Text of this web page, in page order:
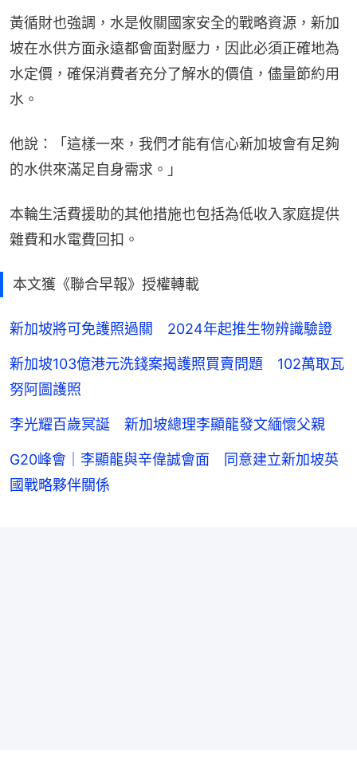
黃循財也強調，水是攸關國家安全的戰略資源，新加
坡在水供方面永遠都會面對壓力，因此必須正確地為
水定價，確保消費者充分了解水的價值，儘量節約用
水。
他說：「這樣一來，我們才能有信心新加坡會有足夠
的水供來滿足自身需求。」
本輪生活費援助的其他措施也包括為低收入家庭提供
雜費和水電費回扣。
本文獲《聯合早報》授權轉載
新加坡將可免護照過關 2024年起推生物辨識驗證
新加坡103億港元洗錢案揭護照買賣問題 102萬取瓦
努阿圖護照
李光耀百歲冥誕 新加坡總理李顯龍發文緬懷父親
G20峰會｜李顯龍與辛偉誠會面 同意建立新加坡英
國戰略夥伴關係